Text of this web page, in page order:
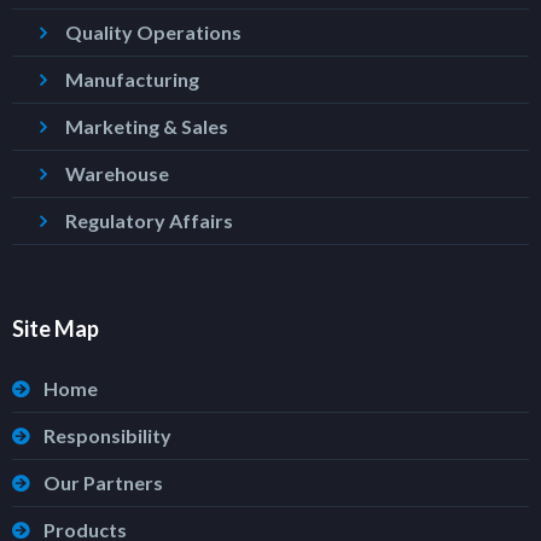
Quality Operations
Manufacturing
Marketing & Sales
Warehouse
Regulatory Affairs
Site Map
Home
Responsibility
Our Partners
Products